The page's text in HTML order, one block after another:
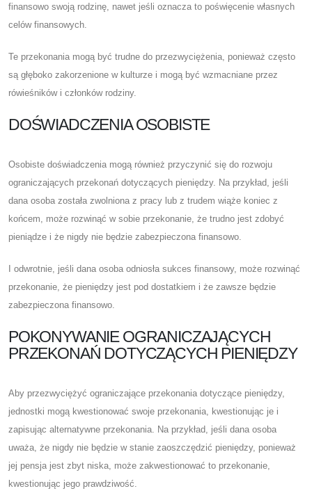
finansowo swoją rodzinę, nawet jeśli oznacza to poświęcenie własnych
celów finansowych.
Te przekonania mogą być trudne do przezwyciężenia, ponieważ często
są głęboko zakorzenione w kulturze i mogą być wzmacniane przez
rówieśników i członków rodziny.
DOŚWIADCZENIA OSOBISTE
Osobiste doświadczenia mogą również przyczynić się do rozwoju
ograniczających przekonań dotyczących pieniędzy. Na przykład, jeśli
dana osoba została zwolniona z pracy lub z trudem wiąże koniec z
końcem, może rozwinąć w sobie przekonanie, że trudno jest zdobyć
pieniądze i że nigdy nie będzie zabezpieczona finansowo.
I odwrotnie, jeśli dana osoba odniosła sukces finansowy, może rozwinąć
przekonanie, że pieniędzy jest pod dostatkiem i że zawsze będzie
zabezpieczona finansowo.
POKONYWANIE OGRANICZAJĄCYCH
PRZEKONAŃ DOTYCZĄCYCH PIENIĘDZY
Aby przezwyciężyć ograniczające przekonania dotyczące pieniędzy,
jednostki mogą kwestionować swoje przekonania, kwestionując je i
zapisując alternatywne przekonania. Na przykład, jeśli dana osoba
uważa, że ​​nigdy nie będzie w stanie zaoszczędzić pieniędzy, ponieważ
jej pensja jest zbyt niska, może zakwestionować to przekonanie,
kwestionując jego prawdziwość.